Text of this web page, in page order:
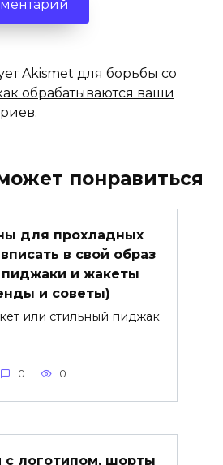
Akismet для борьбы со
обрабатываются ваши
.
понравиться
для прохладных
в свой образ
и жакеты
и советы)
или стильный пиджак
—
0 0
с логотипом, шорты